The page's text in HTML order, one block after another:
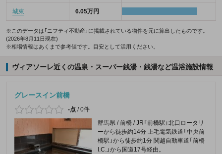
城東 6.05万円
※このデータは「ニフティ不動産」に掲載されている物件を元に算出したものです。
(2026年8月11日現在)
※相場情報はあくまで参考値です。目安として活用ください。
ヴィアソーレ近くの温泉・スーパー銭湯・銭湯など温浴施設情報
グレースイン前橋
-点 /0件
群馬県 / 前橋 / JR「前橋駅」北口ロータリ
ーから徒歩約14分 上毛電気鉄道「中央前
橋駅」から徒歩約1分 関越自動車道「前橋
I.C.」から国道17号経由。